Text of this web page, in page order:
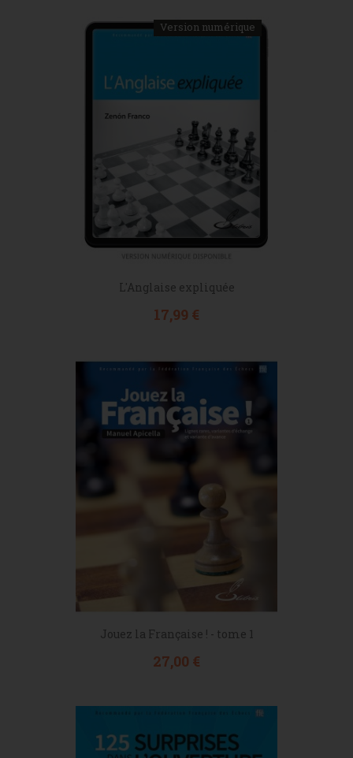
Version numérique
L'Anglaise expliquée
Prix
17,99 €
Jouez la Française ! - tome 1
Prix
27,00 €